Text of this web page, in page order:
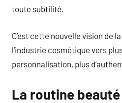
toute subtilité.
C’est cette nouvelle vision de
l’industrie cosmétique vers
personnalisation, plus
La routine